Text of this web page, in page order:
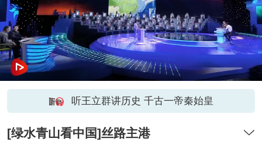
听王立群讲历史 千古一帝秦始皇
[绿水青山看中国]丝路主港